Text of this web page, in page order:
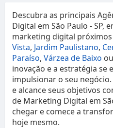
Descubra as principais
Digital em São Paulo - SP,
marketing digital próximos
Vista, Jardim Paulistano,
Paraíso, Várzea de Baixo ou
inovação e a estratégia se
impulsionar o seu
e alcance seus objetivos
de Marketing Digital em
chegar e comece a
hoje mesmo.